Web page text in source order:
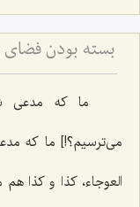
ما که مدعی
می‌ترسیم؟!] ما که
العوجاء، کذا و کذا